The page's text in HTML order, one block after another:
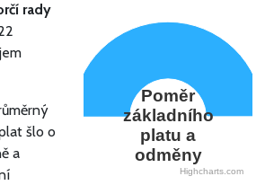
rady
šlo o
a
Poměr
základního
platu a
odměny
Highcharts.com